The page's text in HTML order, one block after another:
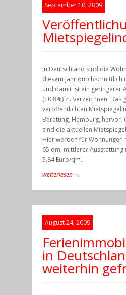
September 10, 2009
In Deutschland sind die
diesem Jahr durchschnittlich
und damit ist ein geringerer
(+0,8%) zu verzeichnen. Das
veröffentlichten
Beratung, Hamburg, hervor.
sind die aktuellen
Hier werden für Wohnungen
65 qm, mittlerer Ausstattung
5,84 Euro/qm..
weiterlesen →
August 24, 2009
in
weiterhin